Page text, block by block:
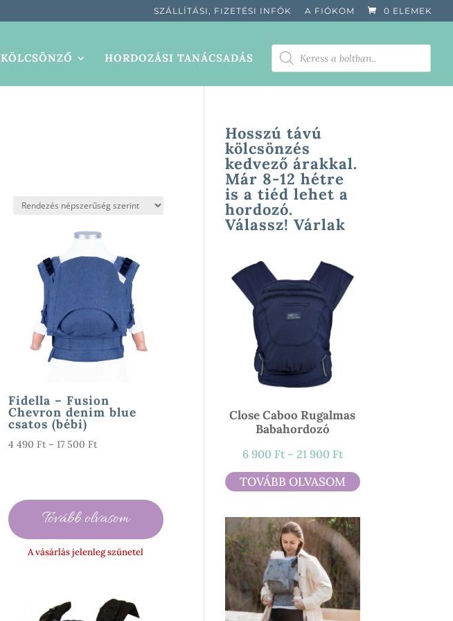
SZÁLLÍTÁSI, FIZETÉSI INFÓK A FIÓKOM 0 ELEMEK
KÖLCSÖNZŐ HORDOZÁSI TANÁCSADÁS
PRODUCTS
SEARCH
Fidella – Fusion
Chevron denim blue
csatos (bébi)
4 490 Ft – 17 500 FtÁrtartomány:
500 Ft
Tovább olvasom
A vásárlás jelenleg szünetel
Hosszú távú
kölcsönzés
kedvező árakkal.
Már 8-12 hétre
is a tiéd lehet a
hordozó.
Válassz! Várlak
Close Caboo Rugalmas
Babahordozó
6 900 Ft – 21 900 FtÁrtartomány:
6
900 Ft
21
900 Ft
TOVÁBB OLVASOM